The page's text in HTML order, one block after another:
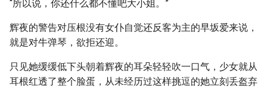
“所以说，你还什么都不懂吧大小姐。”
辉夜的警告对压根没有女仆自觉还反客为主的早坂爱来说，
就是对牛弹琴，欲拒还迎。
只见她缓缓低下头朝着辉夜的耳朵轻轻吹一口气，少女就从
耳根红透了整个脸蛋，从未经历过这样挑逗的她立刻丢盔弃